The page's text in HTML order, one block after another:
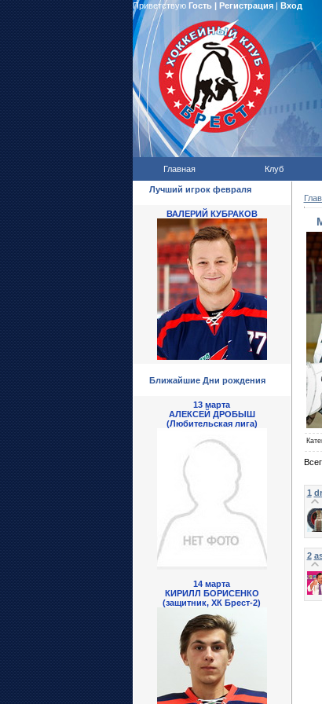
Приветствую Гость | Регистрация| Вход
Главная Клуб
Лучший игрок февраля
ВАЛЕРИЙ КУБРАКОВ
Ближайшие Дни рождения
13 марта
АЛЕКСЕЙ ДРОБЫШ
(Любительская лига)
14 марта
КИРИЛЛ БОРИСЕНКО
(защитник, ХК Брест-2)
1
2